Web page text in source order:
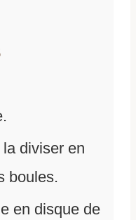
diviser en
boules.
en disque de